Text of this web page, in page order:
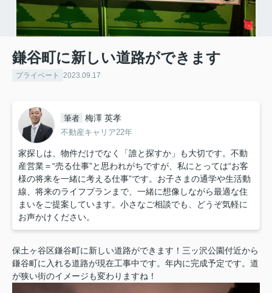
鎌谷町に新しい道路ができます
プライベート 2023.09.17
筆者 梅澤 英孝
不動産キャリア22年
家探しは、物件だけでなく「誰と探すか」も大切です。不動
産営業＝“売る仕事”と思われがちですが、私にとっては“お客
様の将来を一緒に考える仕事”です。お子さまの通学や生活動
線、将来のライフプランまで、一緒に想像しながら最適な住
まいをご提案しています。小さなご相談でも、どうぞ気軽に
お声かけください。
保土ヶ谷区鎌谷町に新しい道路ができます！三ッ沢公園付近から
鎌谷町に入れる道路が現在工事中です。年内に完成予定です。道
が狭い街のイメージも変わりますね！